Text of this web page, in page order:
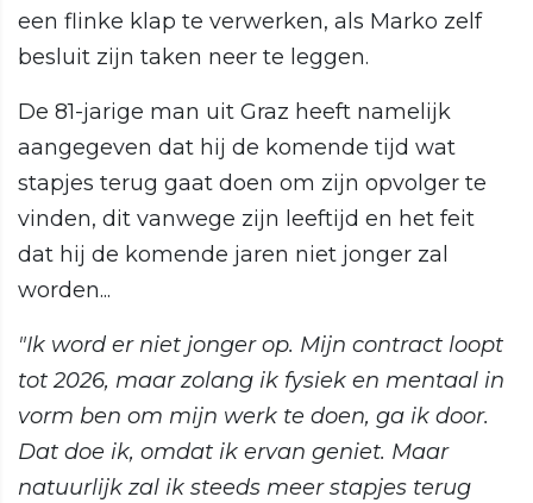
een flinke klap te verwerken, als Marko zelf
besluit zijn taken neer te leggen.
De 81-jarige man uit Graz heeft namelijk
aangegeven dat hij de komende tijd wat
stapjes terug gaat doen om zijn opvolger te
vinden, dit vanwege zijn leeftijd en het feit
dat hij de komende jaren niet jonger zal
worden...
"Ik word er niet jonger op. Mijn contract loopt
tot 2026, maar zolang ik fysiek en mentaal in
vorm ben om mijn werk te doen, ga ik door.
Dat doe ik, omdat ik ervan geniet. Maar
natuurlijk zal ik steeds meer stapjes terug